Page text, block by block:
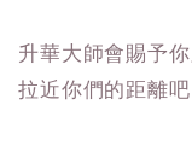
升華大師會賜予
拉近你們的距離吧